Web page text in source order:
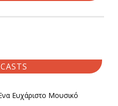
Ευχάριστο Μουσικό